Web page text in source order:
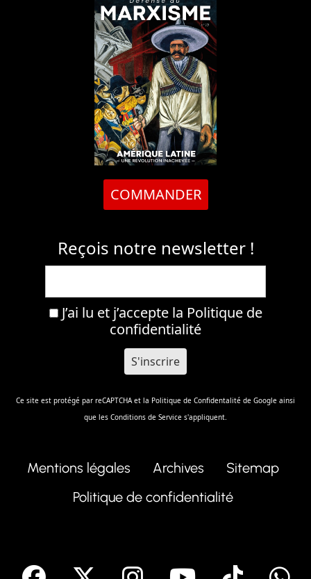
COMMANDER
Reçois notre newsletter !
J’ai lu et j’accepte la Politique de
confidentialité
Ce site est protégé par reCAPTCHA et la Politique de Confidentalité de Google ainsi
que les Conditions de Service s'appliquent.
Mentions légales Archives
Sitemap
Politique de confidentialité
facebook Instagram
Youtube
Tik